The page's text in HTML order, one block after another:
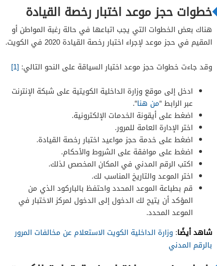
خطوات حجز موعد اختبار رخصة القيادة
هناك بعض الخطوات التي يجب اتباعها في حالة رغبة المواطن أو
المقيم في حجز موعد لإجراء اختبار رخصة القيادة 2020 في الكويت.
وقد جاءت خطوات حجز موعد اختبار السياقة على النحو التالي: [1]
ادخل إلى موقع وزارة الداخلية الكويتية على شبكة الإنترنت
عبر الرابط “من هنا“.
اضغط على أيقونة الخدمات الإلكترونية.
اختر الإدارة العامة للمرور.
اضغط على خدمة حجز مواعيد اختبار رخصة القيادة.
اضغط على موافقة على الشروط والأحكام.
اكتب الرقم المدني في المكان المخصص لذلك.
اختر الموعد والتاريخ المناسب لك.
قم بطباعة الموعد المحدد واحتفظ بالباركود الذي من
المؤكد أن يتيح لك الدخول إلى الدخول لمركز الاختبار في
الموعد المحدد.
شاهد أيضًا: وزارة الداخلية الكويت الاستعلام عن مخالفات المرور
بالرقم المدني